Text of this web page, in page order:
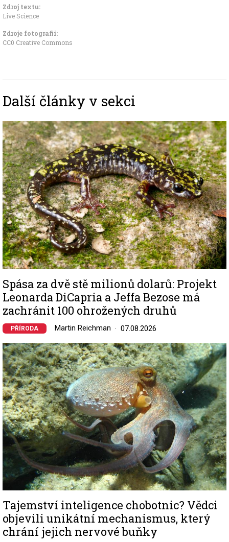
Zdroj textu:
Live Science
Zdroje fotografii:
CC0 Creative Commons
Další články v sekci
Image
Spása za dvě stě milionů dolarů: Projekt
Leonarda DiCapria a Jeffa Bezose má
zachránit 100 ohrožených druhů
PŘÍRODA Martin Reichman 07.08.2026
Image
Tajemství inteligence chobotnic? Vědci
objevili unikátní mechanismus, který
chrání jejich nervové buňky